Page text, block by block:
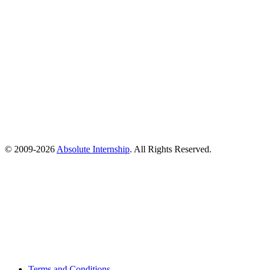
© 2009-2026 Absolute Internship. All Rights Reserved.